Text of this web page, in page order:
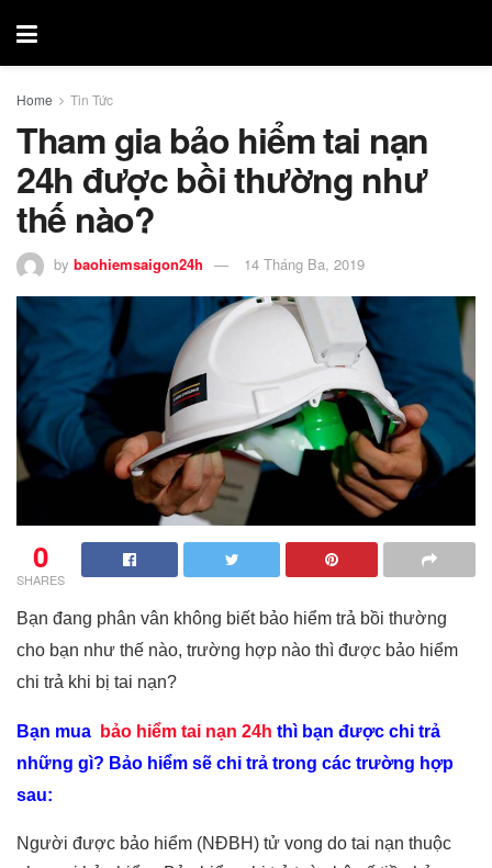
Home Tin Tức
Tham gia bảo hiểm tai nạn
24h được bồi thường như
thế nào?
by baohiemsaigon24h 14 Tháng Ba, 2019
0
SHARES
Bạn đang phân vân không biết bảo hiểm trả bồi thường
cho bạn như thế nào, trường hợp nào thì được bảo hiểm
chi trả khi bị tai nạn?
Bạn mua bảo hiểm tai nạn 24h thì bạn được chi trả
những gì? Bảo hiểm sẽ chi trả trong các trường hợp
sau:
Người được bảo hiểm (NĐBH) tử vong do tai nạn thuộc